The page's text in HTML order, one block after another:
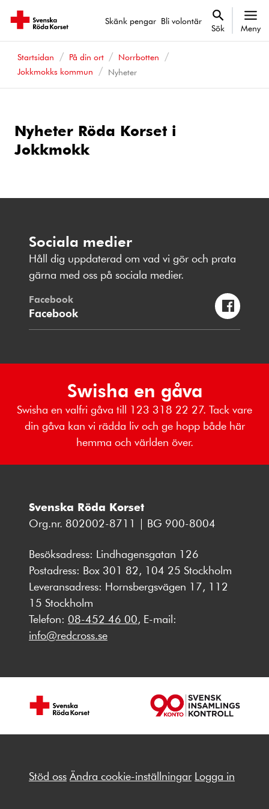
Skänk pengar Bli volontär
Sök Meny
Startsidan På din ort
Norrbotten
Jokkmokks kommun
Nyheter
Nyheter Röda Korset i
Jokkmokk
Sociala medier
Håll dig uppdaterad om vad vi gör och prata
gärna med oss på sociala medier.
Facebook
Facebook
Swisha en gåva
Swisha en valfri gåva till 123 318 22 27. Tack vare
din gåva kan vi rädda liv och ge hopp både här
hemma och världen över.
Svenska Röda Korset
Org.nr. 802002-8711 | BG 900-8004
Besöksadress: Lindhagensgatan 126
Postadress: Box 301 82, 104 25 Stockholm
Leveransadress: Hornsbergsvägen 17, 112
15 Stockholm
Telefon: 08-452 46 00, E-mail:
info@redcross.se
Stöd oss Ändra cookie-inställningar Logga in